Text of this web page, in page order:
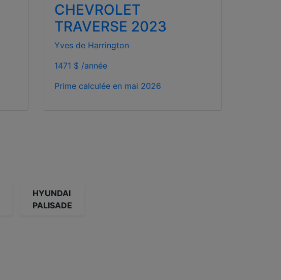
CHEVROLET
TRAVERSE 2023
Yves de Harrington
1471 $ /année
Prime calculée en mai 2026
HYUNDAI
PALISADE